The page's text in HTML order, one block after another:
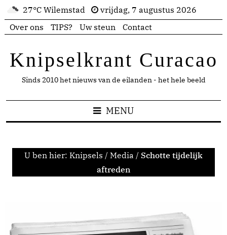
27°C Wilemstad
vrijdag, 7 augustus 2026
Over ons
TIPS? Uw steun Contact
Knipselkrant Curacao
Sinds 2010 het nieuws van de eilanden - het hele beeld
MENU
U ben hier: Knipsels / Media / Schotte tijdelijk
aftreden